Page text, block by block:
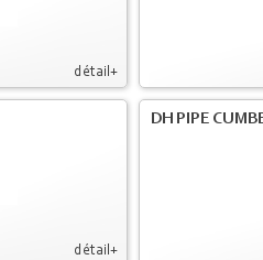
détail+
détail+
DH PIPE